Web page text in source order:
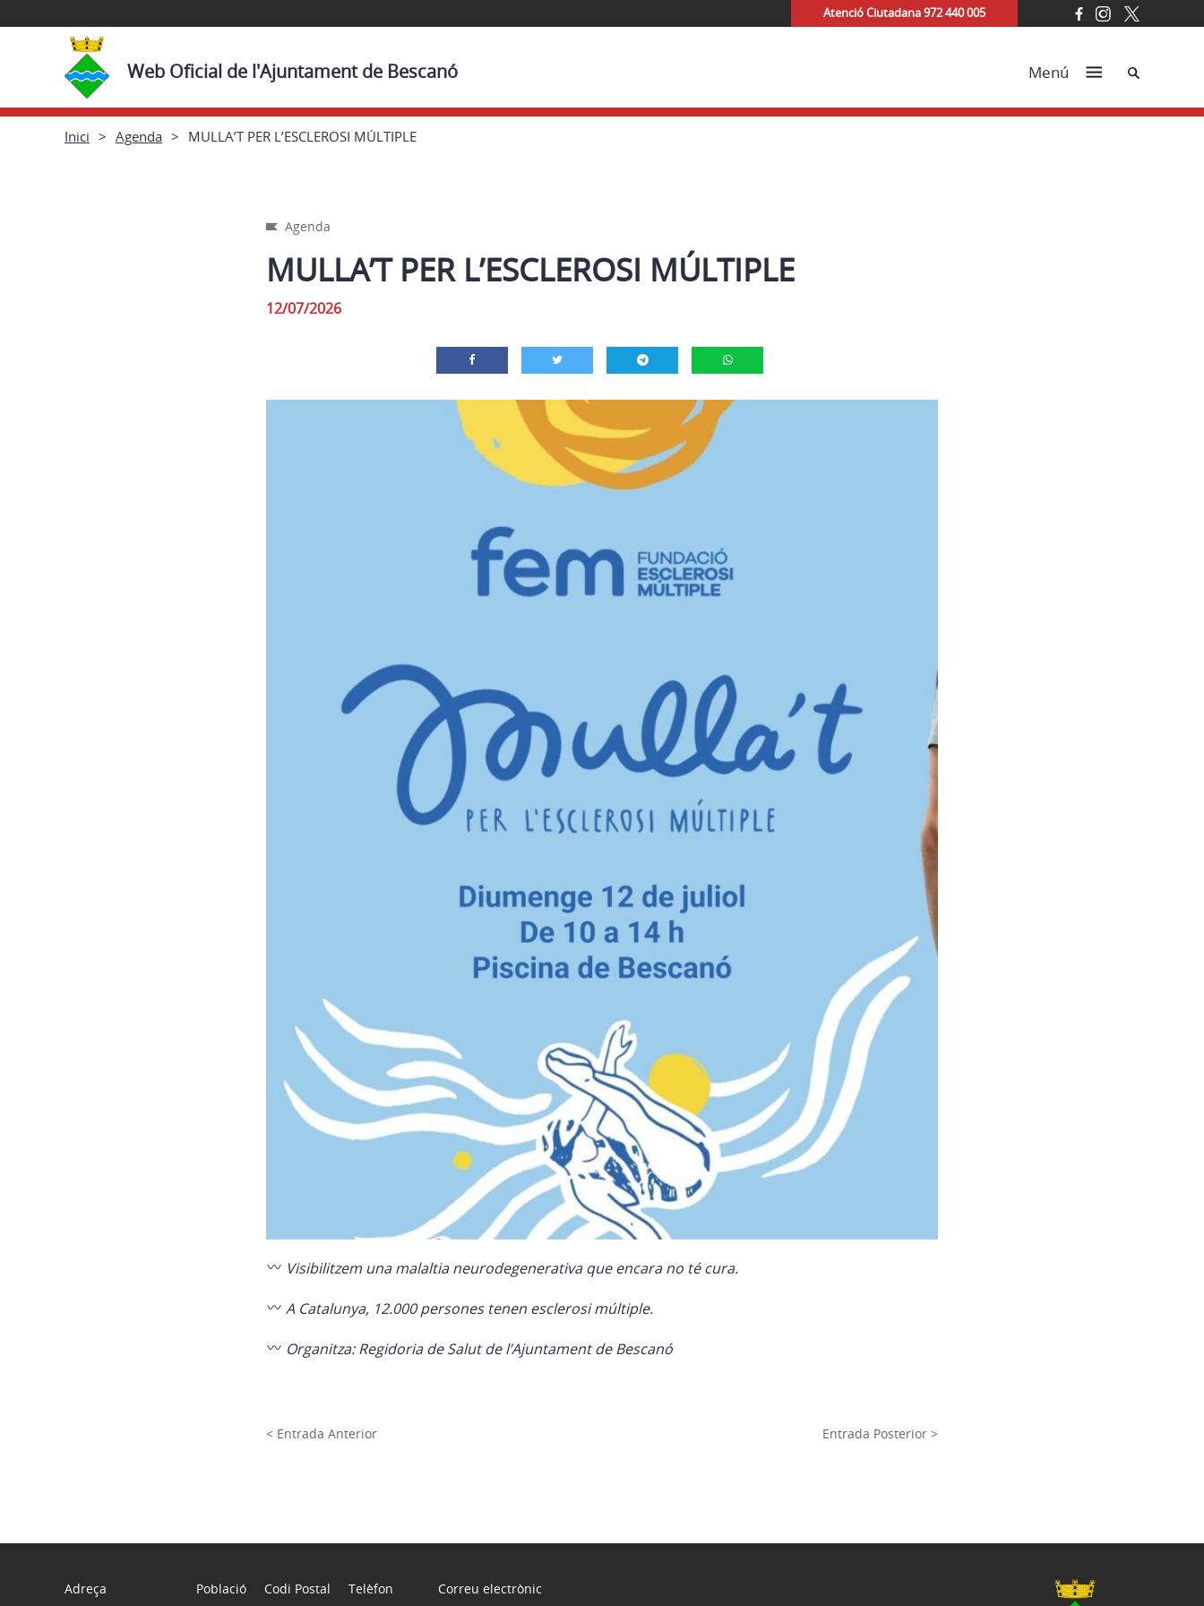
Atenció Ciutadana 972 440 005
Web Oficial de l'Ajuntament de Bescanó Menú Cerca
Inici Agenda MULLA’T PER L’ESCLEROSI MÚLTIPLE
Agenda
MULLA’T PER L’ESCLEROSI MÚLTIPLE
12/07/2026
Visibilitzem una malaltia neurodegenerativa que encara no té cura.
A Catalunya, 12.000 persones tenen esclerosi múltiple.
Organitza: Regidoria de Salut de l’Ajuntament de Bescanó
< Entrada Anterior Entrada Posterior >
Adreça
Població
Codi Postal
Telèfon
Correu electrònic